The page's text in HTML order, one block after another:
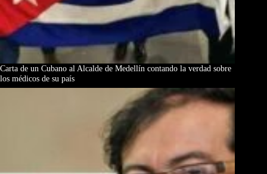
Carta de un Cubano al Alcalde de Medellín contando la verdad sobre
los médicos de su país